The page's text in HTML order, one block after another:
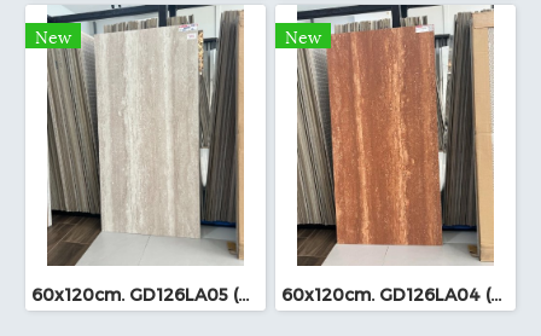
New
60x120cm. GD126LA05 (MO)
New
60x120cm. GD126LA04 (MO)